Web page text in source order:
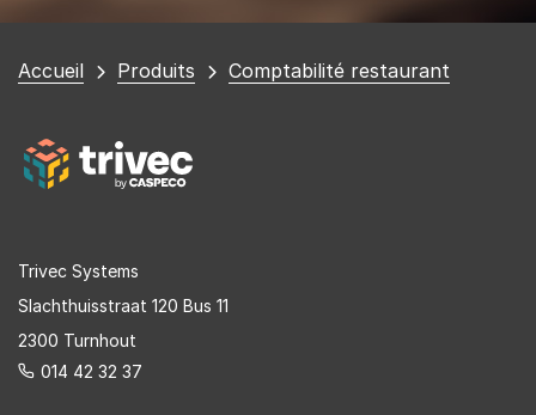
Vous
Accueil Produits Comptabilité restaurant
Trivec Systems
Slachthuisstraat 120 Bus 11
2300 Turnhout
014 42 32 37